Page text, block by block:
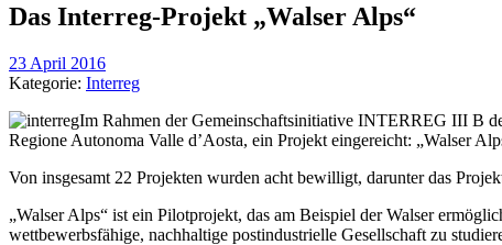
Das Interreg-Projekt „Walser Alps“
23 April 2016
Kategorie: Interreg
Im Rahmen der Gemeinschaftsinitiative INTERREG III B
Regione Autonoma Valle d’Aosta, ein Projekt eingereicht: „Walser
Von insgesamt 22 Projekten wurden acht bewilligt, darunter das
„Walser Alps“ ist ein Pilotprojekt, das am Beispiel der Walser
wettbewerbsfähige, nachhaltige postindustrielle Gesellschaft zu